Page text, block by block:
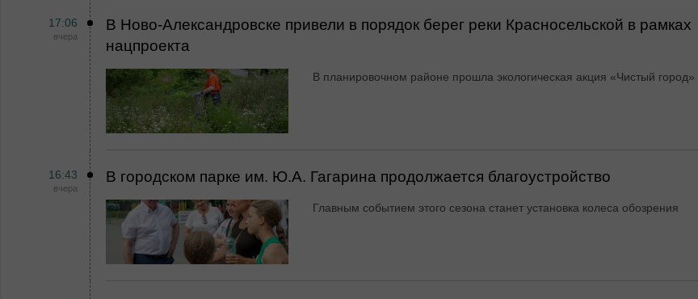
17:06
вчера
В Ново-Александровске привели в порядок берег реки Красносельской в рамках
нацпроекта
В планировочном районе прошла экологическая акция «Чистый город»
16:43
вчера
В городском парке им. Ю.А. Гагарина продолжается благоустройство
Главным событием этого сезона станет установка колеса обозрения